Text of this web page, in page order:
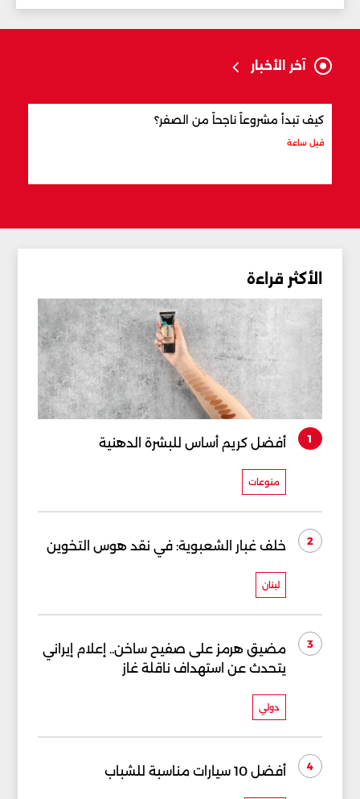
آخر الأخبار
كيف تبدأ مشروعاً ناجحاً من الصفر؟
قبل ساعة
الأكثر قراءة
1 أفضل كريم أساس للبشرة الدهنية
منوعات
2 خلف غبار الشعبوية: في نقد هوس التخوين
لبنان
3
مضيق هرمز على صفيح ساخن.. إعلام إيراني
يتحدث عن استهداف ناقلة غاز
دولي
4 أفضل 10 سيارات مناسبة للشباب